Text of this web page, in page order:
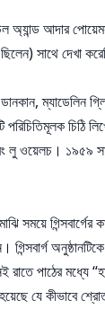
অ্যান্ড আদার
সাথে দেখা
ম্যাডেলিন
চিঠি
ওয়েলচ। ১৯৫৯
সময়ে
পাঠের
হয়েছে যে